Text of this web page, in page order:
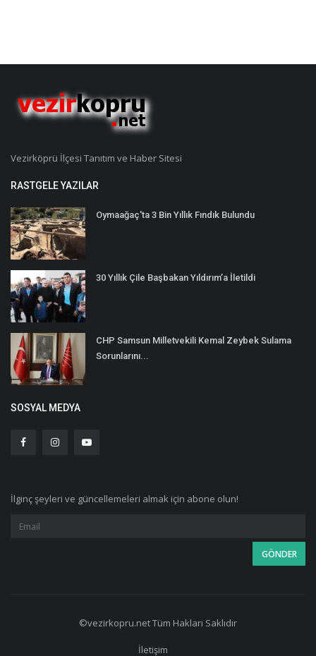
Vezirköprü İlçesi Tanıtım ve Haber Sitesi
RASTGELE YAZILAR
Oymaağaç'ta 3 Bin Yıllık Fındık Bulundu
30 Yıllık Çile Başbakan Yıldırım’a İletildi
CHP Samsun Milletvekili Kemal Zeybek Sulama
Sorunlarını...
SOSYAL MEDYA
İlginç şeyleri ve güncellemeleri almak için abone olun!
©vezirkopru.net Tüm Hakları Saklıdır
İletişim